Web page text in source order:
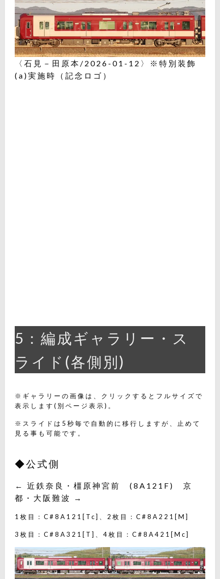
〈石見－田原本/2026-01-12〉※特別装飾
(a)実施時（記念ロゴ）
5：編成ギャラリー・ス
ライド(各側別)
※ギャラリーの画像は、クリックするとフルサイズで
表示します(別ページ表示)。
※スライドは5秒毎で自動的に移行しますが、止めて
見る事も可能です。
◆公式側
← 近鉄奈良・橿原神宮前 (8A121F) 京
都・大阪難波 →
1枚目：C#8A121[Tc]、2枚目：C#8A221[M]
3枚目：C#8A321[T]、4枚目：C#8A421[Mc]